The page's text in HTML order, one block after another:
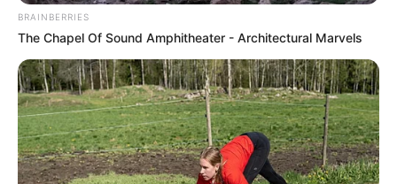
BRAINBERRIES
The Chapel Of Sound Amphitheater - Architectural Marvels